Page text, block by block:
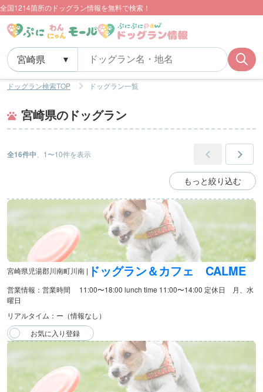
全国1214箇所のドッグラン情報を無料で検索！
ドッグラン検索TOP ドッグラン一覧
宮崎県のドッグラン
全16件中 、1〜10件を表示
もっと絞り込む
宮崎県児湯郡川南町川南 | ドッグラン＆カフェ CALME
営業情報：営業時間 11:00〜18:00 lunch time 11:00〜14:00 定休日 月、水
曜日
リアルタイム：ー（情報なし）